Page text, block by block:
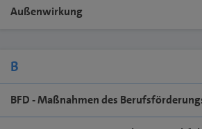
Außenwirkung
B
BFD - Maßnahmen des